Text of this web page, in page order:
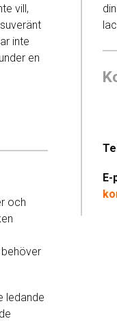
vill,
inte
en
och
ledande
E-